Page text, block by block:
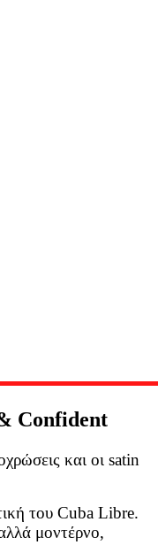
Confident
και οι satin
του Cuba Libre.
μοντέρνο,